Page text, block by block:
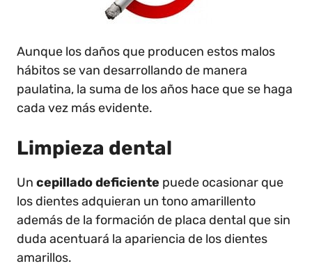
Aunque los daños que producen estos malos
hábitos se van desarrollando de manera
paulatina, la suma de los años hace que se haga
cada vez más evidente.
Limpieza dental
Un cepillado deficiente puede ocasionar que
los dientes adquieran un tono amarillento
además de la formación de placa dental que sin
duda acentuará la apariencia de los dientes
amarillos.